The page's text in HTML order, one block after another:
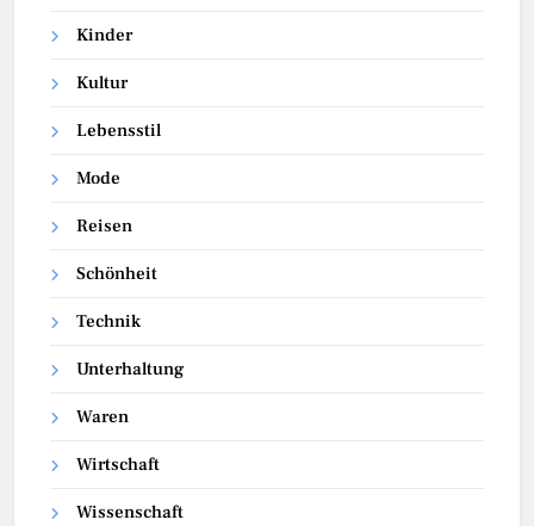
Kinder
Kultur
Lebensstil
Mode
Reisen
Schönheit
Technik
Unterhaltung
Waren
Wirtschaft
Wissenschaft